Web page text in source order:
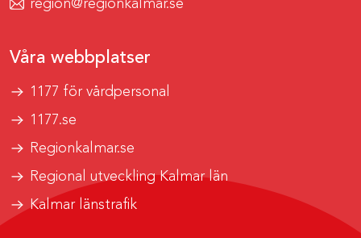
region@regionkalmar.se
Våra webbplatser
1177 för vårdpersonal
1177.se
Regionkalmar.se
Regional utveckling Kalmar län
Kalmar länstrafik